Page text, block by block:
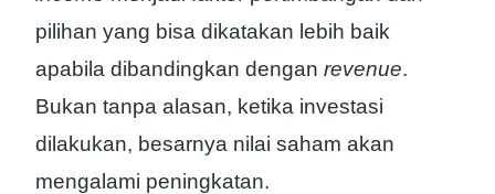
pilihan yang bisa dikatakan lebih baik
apabila dibandingkan dengan revenue.
Bukan tanpa alasan, ketika investasi
dilakukan, besarnya nilai saham akan
mengalami peningkatan.